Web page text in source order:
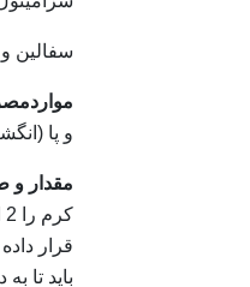
سفالین
و پا
مقدار
قرار
باید تا